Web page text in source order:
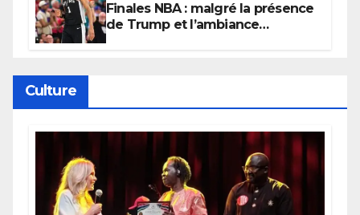
Finales NBA : malgré la présence
de Trump et l’ambiance
Culture